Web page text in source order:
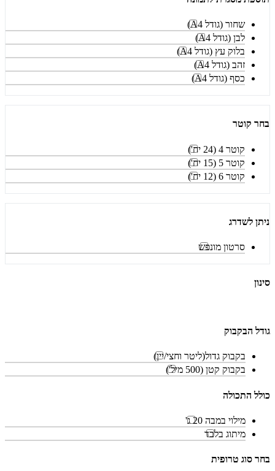
שחור (גודל A4)
לבן (גודל A4)
בלוק עץ (גודל A4)
זהב (גודל A4)
כסף (גודל A4)
בחר קוטר
קוטר 4 (24 יח')
קוטר 5 (15 יח')
קוטר 6 (12 יח')
ניתן לשדרג
סרטון מונפש
סינון
גודל הבקבוק
בקבוק גדול(ליטר וחצי/יין)
בקבוק קטן (500 מיל')
כולל התכולה
מילוי במבה 20 ג'
מיתוג בלבד
בחר סוג טרופית